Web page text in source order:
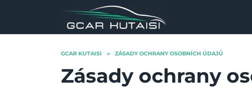
GCAR KUTAISI » ZÁSADY OCHRANY OSOBNÍCH ÚDAJŮ
Zásady ochrany